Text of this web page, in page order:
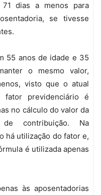
dias a menos para
se tivesse
55 anos de idade e 35
o mesmo valor,
visto que o atual
previdenciário é
no cálculo do valor da
contribuição. Na
há utilização do fator e,
é utilizada apenas
às aposentadorias